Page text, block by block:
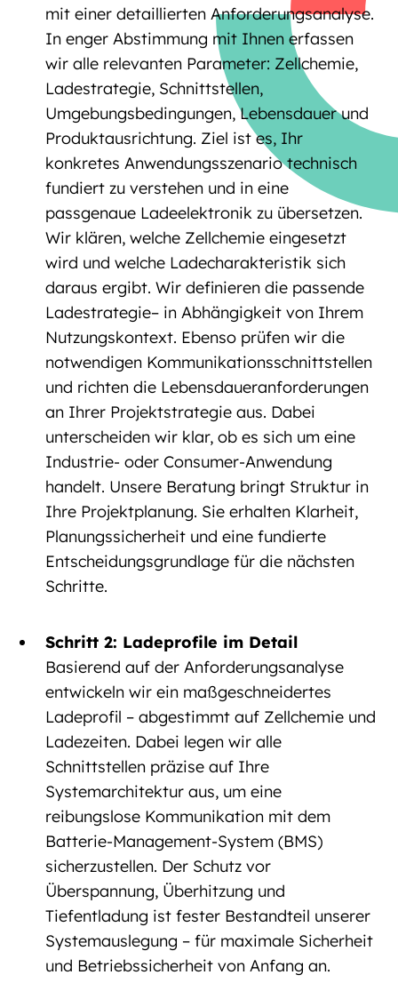
mit einer detaillierten Anforderungsanalyse.
In enger Abstimmung mit Ihnen erfassen
wir alle relevanten Parameter: Zellchemie,
Ladestrategie, Schnittstellen,
Umgebungsbedingungen, Lebensdauer und
Produktausrichtung. Ziel ist es, Ihr
konkretes Anwendungsszenario technisch
fundiert zu verstehen und in eine
passgenaue Ladeelektronik zu übersetzen.
Wir klären, welche Zellchemie eingesetzt
wird und welche Ladecharakteristik sich
daraus ergibt. Wir definieren die passende
Ladestrategie– in Abhängigkeit von Ihrem
Nutzungskontext. Ebenso prüfen wir die
notwendigen Kommunikationsschnittstellen
und richten die Lebensdaueranforderungen
an Ihrer Projektstrategie aus. Dabei
unterscheiden wir klar, ob es sich um eine
Industrie- oder Consumer-Anwendung
handelt. Unsere Beratung bringt Struktur in
Ihre Projektplanung. Sie erhalten Klarheit,
Planungssicherheit und eine fundierte
Entscheidungsgrundlage für die nächsten
Schritte.
Schritt 2: Ladeprofile im Detail
Basierend auf der Anforderungsanalyse
entwickeln wir ein maßgeschneidertes
Ladeprofil – abgestimmt auf Zellchemie und
Ladezeiten. Dabei legen wir alle
Schnittstellen präzise auf Ihre
Systemarchitektur aus, um eine
reibungslose Kommunikation mit dem
Batterie-Management-System (BMS)
sicherzustellen. Der Schutz vor
Überspannung, Überhitzung und
Tiefentladung ist fester Bestandteil unserer
Systemauslegung – für maximale Sicherheit
und Betriebssicherheit von Anfang an.